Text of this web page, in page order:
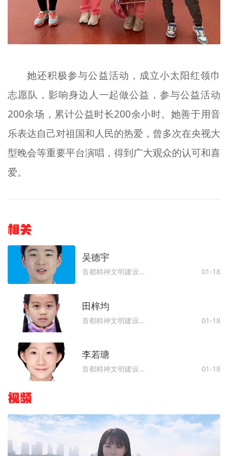
她还积极参与公益活动，成立小太阳红领巾
志愿队，影响身边人一起做公益，参与公益活动
200余场，累计公益时长200余小时。她善于用音
乐表达自己对祖国和人民的热爱，曾多次在央视大
型晚会等重要平台演唱，得到广大观众的认可和喜
爱。
相关
​​​​​​​吴德宇
首都精神文明建设委员会办公室 01-18
田梓均
首都精神文明建设委员会办公室 01-18
李若瑭
首都精神文明建设委员会办公室 01-18
视频